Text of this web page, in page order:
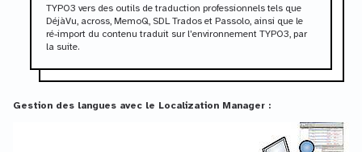
TYPO3 vers des outils de traduction professionnels tels que
DéjàVu, across, MemoQ, SDL Trados et Passolo, ainsi que le
ré-import du contenu traduit sur l’environnement TYPO3, par
la suite.
Gestion des langues avec le Localization Manager :